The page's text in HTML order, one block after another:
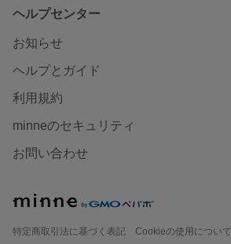
ヘルプセンター
お知らせ
ヘルプとガイド
利用規約
minneのセキュリティ
お問い合わせ
特定商取引法に基づく表記
Cookieの使用について